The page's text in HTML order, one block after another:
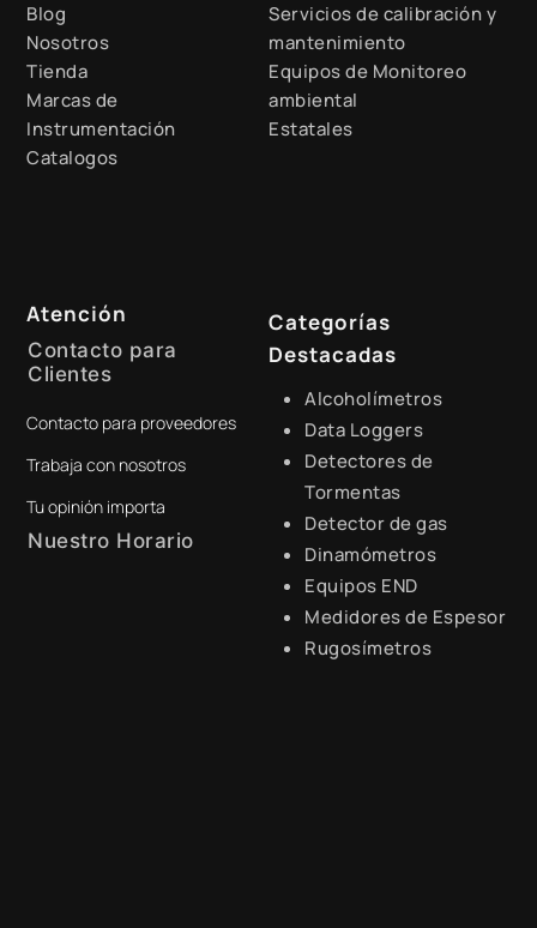
Blog
Nosotros
Tienda
Marcas de
Instrumentación
Catalogos
Servicios de calibración y
mantenimiento
Equipos de Monitoreo
ambiental
Estatales
Atención
Contacto para
Clientes
+51 941 525 454
digital@zamtsu.com
Contacto para proveedores
Trabaja con nosotros
Tu opinión importa
Nuestro Horario
Categorías
Destacadas
Alcoholímetros
Data Loggers
Detectores de
Tormentas
Detector de gas
Dinamómetros
Equipos END
Medidores de Espesor
Rugosímetros